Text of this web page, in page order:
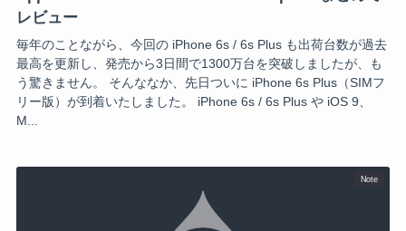
レビュー
毎年のことながら、今回の iPhone 6s / 6s Plus も出荷台数が過去
最高を更新し、発売から3日間で1300万台を突破しましたが、も
う驚きません。 そんななか、先日ついに iPhone 6s Plus（SIMフ
リー版）が到着いたしました。 iPhone 6s / 6s Plus や iOS 9、
M...
Note